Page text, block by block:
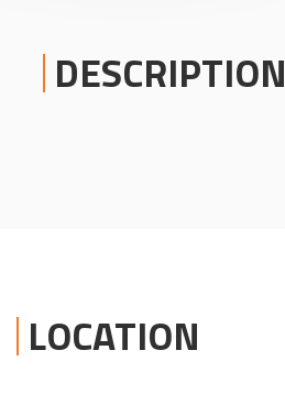
DESCRIPTION
LOCATION